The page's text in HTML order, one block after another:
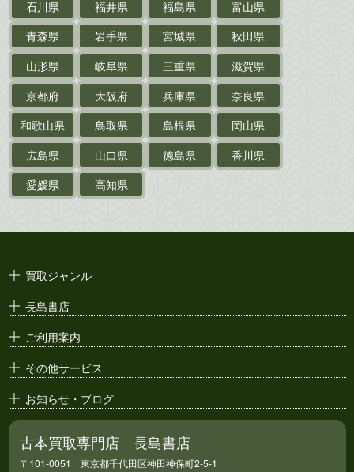
乗物
鉄道・
電車・バス
戦前・戦中の紙物・資料
絵葉書
支那・満洲・朝鮮・
台湾関係古資料
ポスター・チラシ・
石川県
福井県 福島県
富山県
青森県
岩手県 宮城県
秋田県
山形県
岐阜県 三重県
滋賀県
京都府
大阪府 兵庫県
奈良県
和歌山県
鳥取県 島根県
岡山県
広島県
山口県 徳島県
香川県
愛媛県
高知県
買取ジャンル
長島書店
ご利用案内
その他サービス
お知らせ・ブログ
古本買取専門店 長島書店
〒101-0051 東京都千代田区神田神保町2-5-1